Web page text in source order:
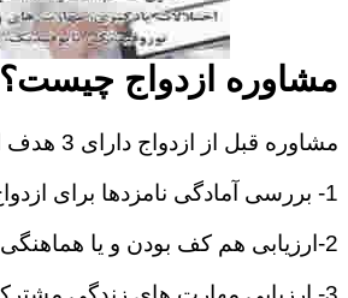
مشاوره ازدواج چیست؟
مشاوره قبل از ازدواج دارای 3 هدف اساسی است:
1- بررسی آمادگی نامزدها برای ازدواج
2-ارزیابی هم کف بودن و یا هماهنگی و همسانی نامزدها